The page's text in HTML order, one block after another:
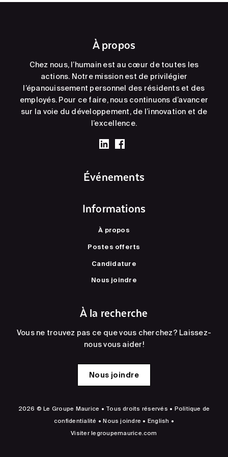
À propos
Chez nous, l’humain est au cœur de toutes les
actions. Notre mission est de privilégier
l’épanouissement personnel des résidents et des
employés. Pour ce faire, nous continuons d’avancer
sur la voie du développement, de l’innovation et de
l’excellence.
Événements
Informations
À propos
Postes offerts
Candidature
Nous joindre
À la recherche
Vous ne trouvez pas ce que vous cherchez? Laissez-
nous vous aider!
Nous joindre
2026 © Le Groupe Maurice • Tous droits réservés • Politique de
confidentialité •Nous joindre • English •
Visiterlegroupemaurice.com